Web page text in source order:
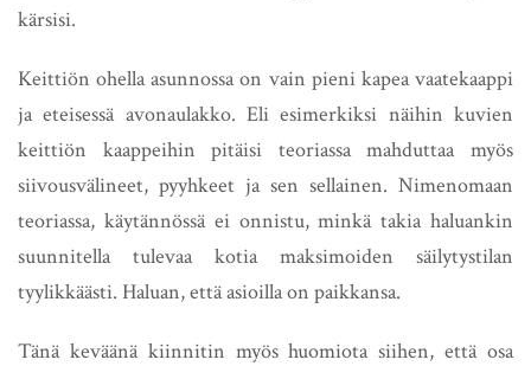
kärsisi.
Keittiön ohella asunnossa on vain pieni kapea vaatekaappi
ja eteisessä avonaulakko. Eli esimerkiksi näihin kuvien
keittiön kaappeihin pitäisi teoriassa mahduttaa myös
siivousvälineet, pyyhkeet ja sen sellainen. Nimenomaan
teoriassa, käytännössä ei onnistu, minkä takia haluankin
suunnitella tulevaa kotia maksimoiden säilytystilan
tyylikkäästi. Haluan, että asioilla on paikkansa.
Tänä keväänä kiinnitin myös huomiota siihen, että osa